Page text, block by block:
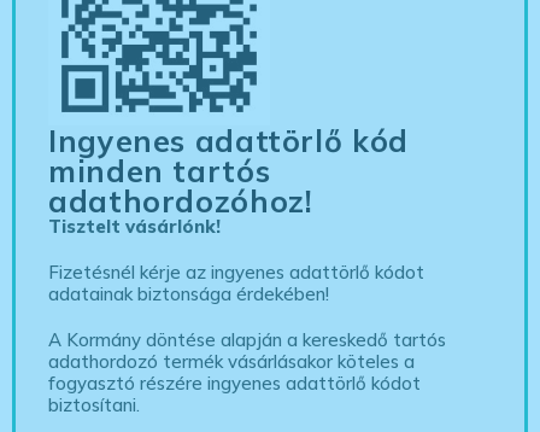
Ingyenes adattörlő kód
minden tartós
adathordozóhoz!
Tisztelt vásárlónk!
Fizetésnél kérje az ingyenes adattörlő kódot
adatainak biztonsága érdekében!
A Kormány döntése alapján a kereskedő tartós
adathordozó termék vásárlásakor köteles a
fogyasztó részére ingyenes adattörlő kódot
biztosítani.